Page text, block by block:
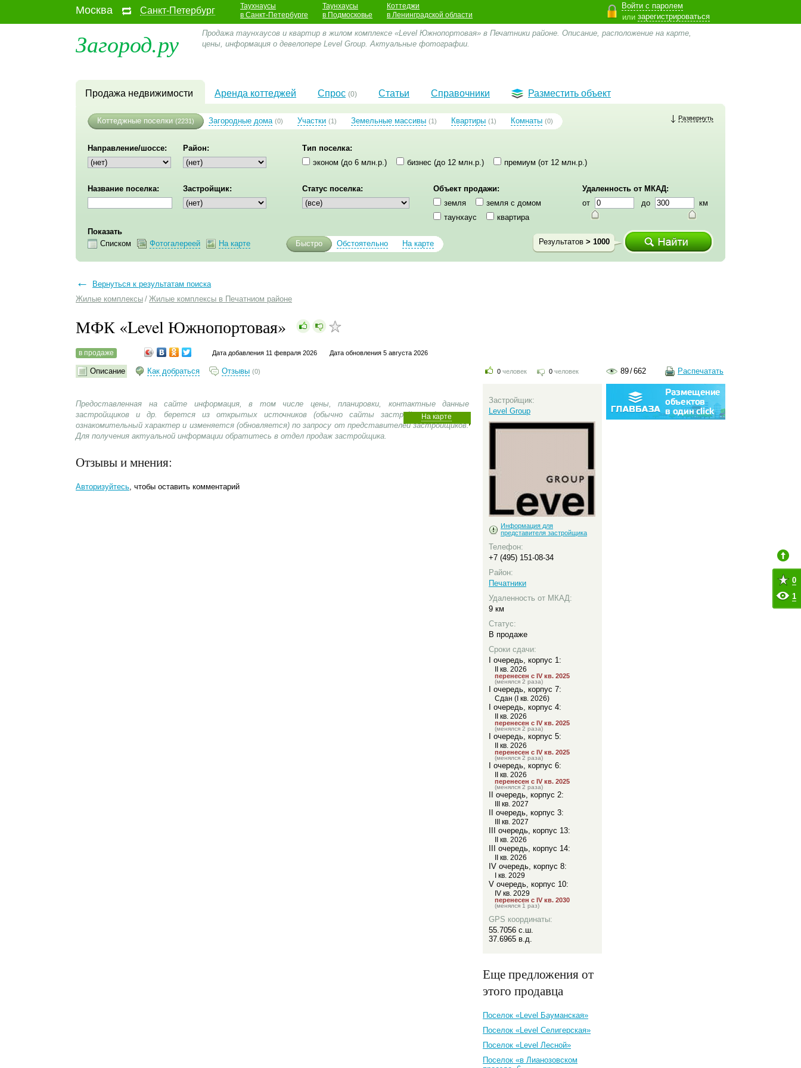
Москва Санкт-Петербург
Таухнаусы
в Санкт-Петербурге
Таунхаусы
в Подмосковье
Коттеджи
в Ленинградской области
Войти с паролем
или зарегистрироваться
Загород.ру
Продажа таунхаусов и квартир в жилом комплексе «Level Южнопортовая» в Печатники районе. Описание, расположение на карте,
цены, информация о девелопере Level Group. Актуальные фотографии.
Продажа недвижимости Аренда коттеджей Спрос (0) Статьи Справочники Разместить объект
Коттеджные поселки (2231) Загородные дома (0) Участки (1) Земельные массивы (1) Квартиры (1) Комнаты (0) Развернуть
Направление/шоссе: Район:
Тип поселка:
эконом (до 6 млн.р.)
бизнес (до 12 млн.р.) премиум (от 12 млн.р.)
Название поселка: Застройщик: Статус поселка:
Объект продажи:
земля
земля с домом
таунхаус
квартира
Удаленность от МКАД:
от
до км
Показать
Списком
Фотогалереей На карте Быстро Обстоятельно На карте Результатов > 1000
←
Вернуться к результатам поиска
Жилые комплексы / Жилые комплексы в Печатниом районе
МФК «Level Южнопортовая»
в продаже Дата добавления 11 февраля 2026 Дата обновления 5 августа 2026
Описание Как добраться Отзывы (0)
На карте
Предоставленная на сайте информация, в том числе цены, планировки, контактные данные
застройщиков и др. берется из открытых источников (обычно сайты застройщиков), носит
ознакомительный характер и изменяется (обновляется) по запросу от представителей застройщиков.
Для получения актуальной информации обратитесь в отдел продаж застройщика.
Отзывы и мнения:
Авторизуйтесь, чтобы оставить комментарий
0 человек 0 человек
Застройщик:
Level Group
Информация для
представителя застройщика
Телефон:
+7 (495) 151-08-34
Район:
Печатники
Удаленность от МКАД:
9 км
Статус:
В продаже
Сроки сдачи:
I очередь, корпус 1:
II кв. 2026
перенесен с IV кв. 2025
(менялся 2 раза)
I очередь, корпус 7:
Сдан (I кв. 2026)
I очередь, корпус 4:
II кв. 2026
перенесен с IV кв. 2025
(менялся 2 раза)
I очередь, корпус 5:
II кв. 2026
перенесен с IV кв. 2025
(менялся 2 раза)
I очередь, корпус 6:
II кв. 2026
перенесен с IV кв. 2025
(менялся 2 раза)
II очередь, корпус 2:
III кв. 2027
II очередь, корпус 3:
III кв. 2027
III очередь, корпус 13:
II кв. 2026
III очередь, корпус 14:
II кв. 2026
IV очередь, корпус 8:
I кв. 2029
V очередь, корпус 10:
IV кв. 2029
перенесен с IV кв. 2030
(менялся 1 раз)
GPS координаты:
55.7056 с.ш.
37.6965 в.д.
Еще предложения от
этого продавца
Поселок «Level Бауманская»
Поселок «Level Селигерская»
Поселок «Level Лесной»
Поселок «в Лианозовском
89/662 Распечатать
0
1